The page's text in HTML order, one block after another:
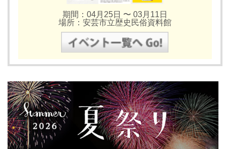
期間：04月25日 〜 03月11日
場所：安芸市立歴史民俗資料館